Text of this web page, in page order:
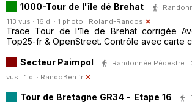
1000-Tour de l'île dé Brehat
113 vus · 16 dl · 1 photo · Roland-Randos
Trace Tour de l'île de Brehat corrigée
Top25-fr & OpenStreet. Contrôle avec carte
Secteur Paimpol
Randonnée Pédestre ·
vus · 1 dl · RandoBen.fr
Tour de Bretagne GR34 - Etape 16